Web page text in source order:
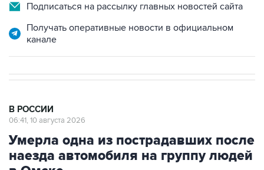
Подписаться на рассылку главных новостей сайта
Получать оперативные новости в официальном
канале
В РОССИИ
06:41, 10 августа 2026
Умерла одна из пострадавших после
наезда автомобиля на группу людей